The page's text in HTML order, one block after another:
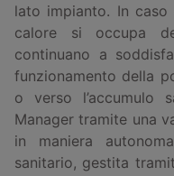
lato impianto. In
calore si occupa
continuano a
funzionamento della
o verso l’accumulo
Manager tramite una
in maniera
sanitario, gestita